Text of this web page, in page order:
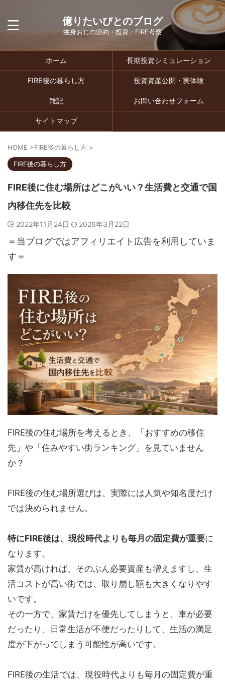
億りたいびとのブログ
独身おじの節約・投資・FIRE考察
ホーム 長期投資シミュレーション
FIRE後の暮らし方 投資資産公開・実体験
雑記 お問い合わせフォーム
サイトマップ
HOME >FIRE後の暮らし方 >
FIRE後の暮らし方
FIRE後に住む場所はどこがいい？生活費と交通で国
内移住先を比較
2022年11月24日 2026年3月22日
＝当ブログではアフィリエイト広告を利用していま
す＝
FIRE後の住む場所を考えるとき、「おすすめの移住
先」や「住みやすい街ランキング」を見ていません
か？
FIRE後の住む場所選びは、実際には人気や知名度だけ
では決められません。
特にFIRE後は、現役時代よりも毎月の固定費が重要に
なります。
家賃が高ければ、そのぶん必要資産も増えますし、生
活コストが高い街では、取り崩し額も大きくなりやす
いです。
その一方で、家賃だけを優先してしまうと、車が必要
だったり、日常生活が不便だったりして、生活の満足
度が下がってしまう可能性が高いです。
FIRE後の生活では、現役時代よりも毎月の固定費が重